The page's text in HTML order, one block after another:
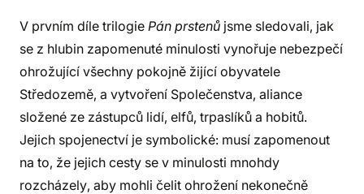
V prvním díle trilogie Pán prstenů jsme sledovali, jak
se z hlubin zapomenuté minulosti vynořuje nebezpečí
ohrožující všechny pokojně žijící obyvatele
Středozemě, a vytvoření Společenstva, aliance
složené ze zástupců lidí, elfů, trpaslíků a hobitů.
Jejich spojenectví je symbolické: musí zapomenout
na to, že jejich cesty se v minulosti mnohdy
rozcházely, aby mohli čelit ohrožení nekonečně